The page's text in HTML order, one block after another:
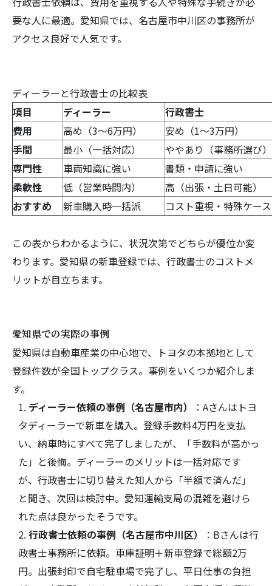
要な人に最適。愛知県では、名古屋市中川区の事務所が
アクセス良好で人気です。
ディーラーと行政書士の比較表
項目
ディーラー
行政書士
費用
高め（3～6万円）
安め（1～3万円）
手間
最小（一括対応）
ややあり（事務所選び）
専門性
車両知識に強い
書類・申請に強い
柔軟性
低（営業時間内）
高（出張・土日可能）
おすすめ
新車購入時一括派 コスト重視・特殊ケー
この表からわかるように、状況次第でどちらが優位か変
わります。愛知県の新車登録では、行政書士のコストメ
リットが目立ちます。
愛知県での実際の事例
愛知県は自動車産業の中心地で、トヨタの本拠地として
登録件数が全国トップクラス。事例をいくつか紹介しま
す。
ディーラー依頼の事例（名古屋市内）
：Aさんはトヨ
タディーラーで新車を購入。登録手数料4万円を支払
い、納車時にすべて完了しましたが、「手数料が高かっ
た」と後悔。ディーラーのメリットは一括対応です
が、行政書士に切り替えた知人から「半額で済んだ」
と聞き、次回は検討中。愛知運輸支局の混雑を避けら
れた点は良かったそうです。
行政書士依頼の事例（名古屋市中川区）
：Bさんは行
政書士事務所に依頼。車庫証明＋新車登録で総額2万
円。出張封印で自宅駐車場で完了し、平日仕事の負担